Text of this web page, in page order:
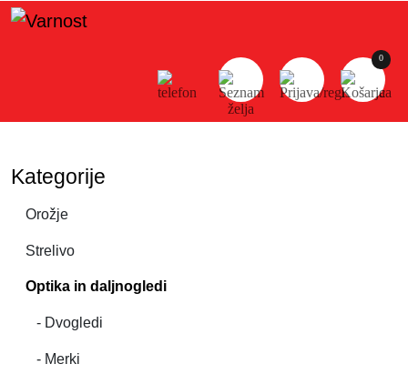
KOŠARICA
0
Kategorije
Orožje
Strelivo
Optika in daljnogledi
- Dvogledi
- Merki